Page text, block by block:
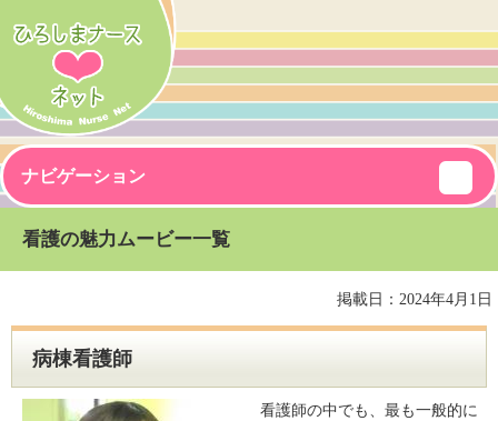
ナビゲーション
看護の魅力ムービー一覧
掲載日：2024年4月1日
病棟看護師
看護師の中でも、最も一般的に